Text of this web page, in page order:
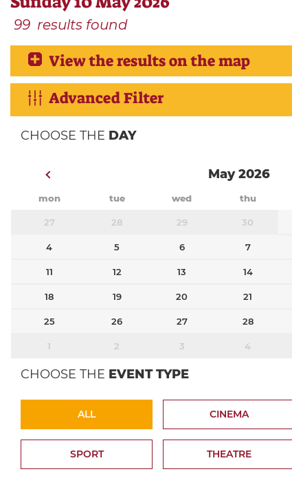
99 results found
View the results on the map
Advanced Filter
CHOOSE THE DAY
May 2026
mon tue wed thu
27 28 29 30
4 5 6 7
11 12 13 14
18 19 20 21
25 26 27 28
1 2 3 4
CHOOSE THE EVENT TYPE
ALL CINEMA
SPORT THEATRE